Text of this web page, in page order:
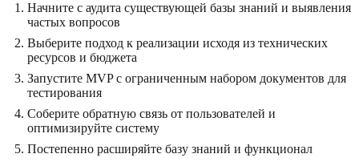
Начните с аудита существующей базы знаний и выявления
частых вопросов
Выберите подход к реализации исходя из технических
ресурсов и бюджета
Запустите MVP с ограниченным набором документов для
тестирования
Соберите обратную связь от пользователей и
оптимизируйте систему
Постепенно расширяйте базу знаний и функционал